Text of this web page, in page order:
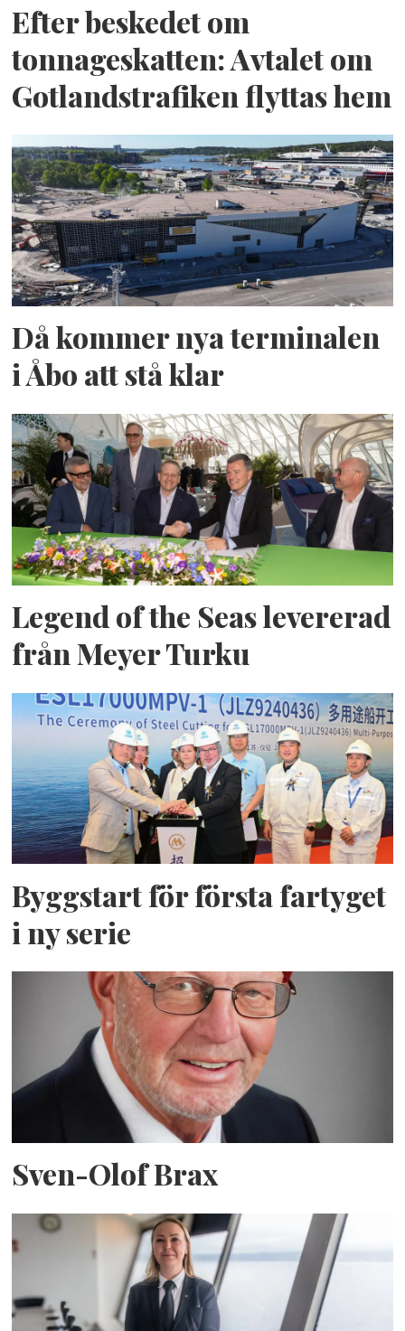
Efter beskedet om
tonnageskatten: Avtalet om
Gotlandstrafiken flyttas hem
Då kommer nya terminalen
i Åbo att stå klar
Legend of the Seas levererad
från Meyer Turku
Byggstart för första fartyget
i ny serie
Sven-Olof Brax